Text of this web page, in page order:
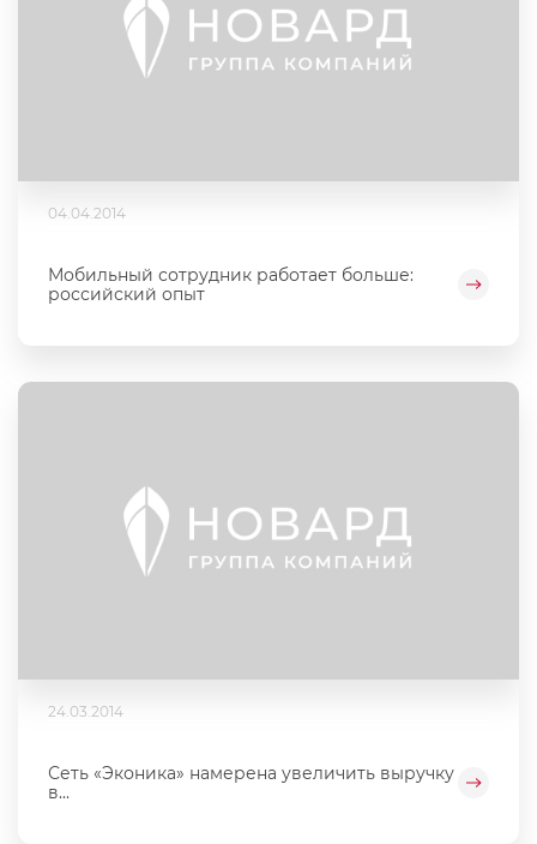
04.04.2014
Мобильный сотрудник работает больше:
российский опыт
24.03.2014
Сеть «Эконика» намерена увеличить выручку
в...